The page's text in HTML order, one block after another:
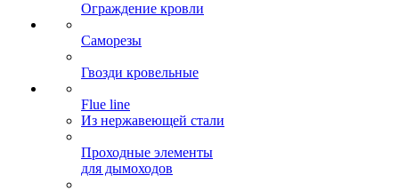
Ограждение кровли
Саморезы
Гвозди кровельные
Flue line
Из нержавеющей стали
Проходные элементы
для дымоходов